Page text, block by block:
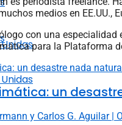
medios en EE.UU.,
con una
para la Plataforma
un
y Carlos G. Aguilar |